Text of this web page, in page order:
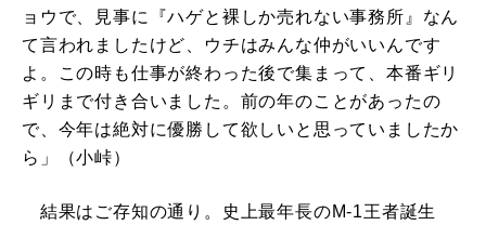
ョウで、見事に『ハゲと裸しか売れない事務所』なん
て言われましたけど、ウチはみんな仲がいいんです
よ。この時も仕事が終わった後で集まって、本番ギリ
ギリまで付き合いました。前の年のことがあったの
で、今年は絶対に優勝して欲しいと思っていましたか
ら」（小峠）
結果はご存知の通り。史上最年長のM-1王者誕生